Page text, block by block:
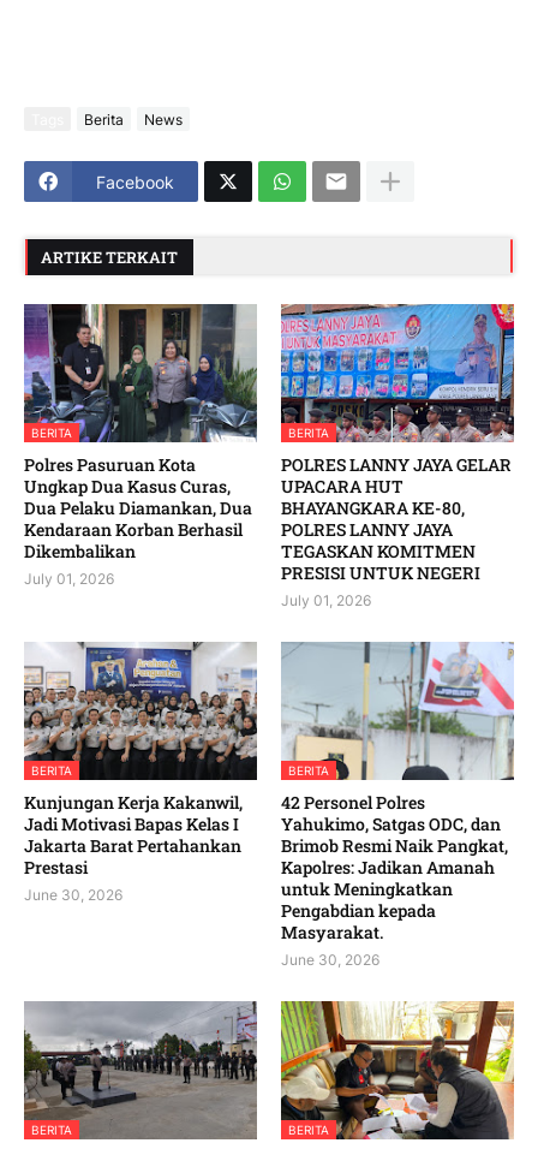
Berita News
Facebook
ARTIKE TERKAIT
BERITA
Polres Pasuruan Kota
Ungkap Dua Kasus Curas,
Dua Pelaku Diamankan, Dua
Kendaraan Korban Berhasil
Dikembalikan
July 01, 2026
BERITA
POLRES LANNY JAYA GELAR
UPACARA HUT
BHAYANGKARA KE-80,
POLRES LANNY JAYA
TEGASKAN KOMITMEN
PRESISI UNTUK NEGERI
July 01, 2026
BERITA
Kunjungan Kerja Kakanwil,
Jadi Motivasi Bapas Kelas I
Jakarta Barat Pertahankan
Prestasi
June 30, 2026
BERITA
42 Personel Polres
Yahukimo, Satgas ODC, dan
Brimob Resmi Naik Pangkat,
Kapolres: Jadikan Amanah
untuk Meningkatkan
Pengabdian kepada
Masyarakat. ‎
June 30, 2026
BERITA BERITA